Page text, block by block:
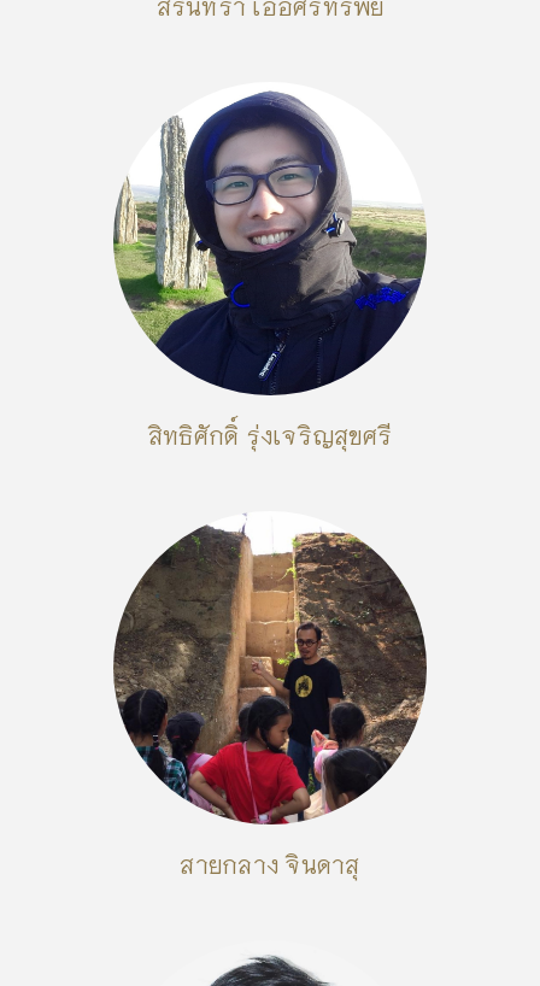
สิทธิศักดิ์ รุ่งเจริญสุขศรี
สายกลาง จินดาสุ